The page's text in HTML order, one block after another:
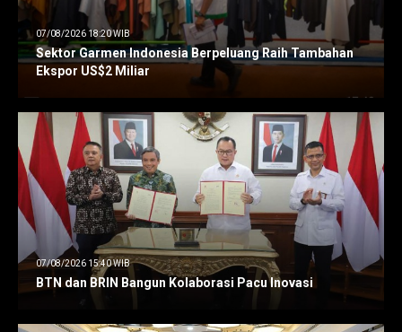
07/08/2026 18:20 WIB
Sektor Garmen Indonesia Berpeluang Raih Tambahan
Ekspor US$2 Miliar
07/08/2026 15:40 WIB
BTN dan BRIN Bangun Kolaborasi Pacu Inovasi